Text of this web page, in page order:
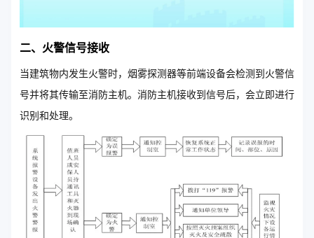
二、火警信号接收
当建筑物内发生火警时，烟雾探测器等前端设备会检测到火警信
号并将其传输至消防主机。消防主机接收到信号后，会立即进行
识别和处理。